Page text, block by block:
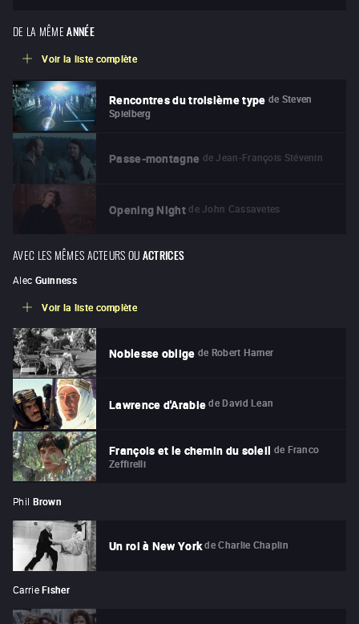
DE LA MÊME ANNÉE
Voir la liste complète
Rencontres du troisième type de Steven
Spielberg
Passe-montagne de Jean-François Stévenin
Opening Night de John Cassavetes
AVEC LES MÊMES ACTEURS OUACTRICES
Alec Guinness
Voir la liste complète
Noblesse oblige de Robert Hamer
Lawrence d'Arabie de David Lean
François et le chemin du soleil de Franco
Zeffirelli
Phil Brown
Un roi à New York de Charlie Chaplin
Carrie Fisher